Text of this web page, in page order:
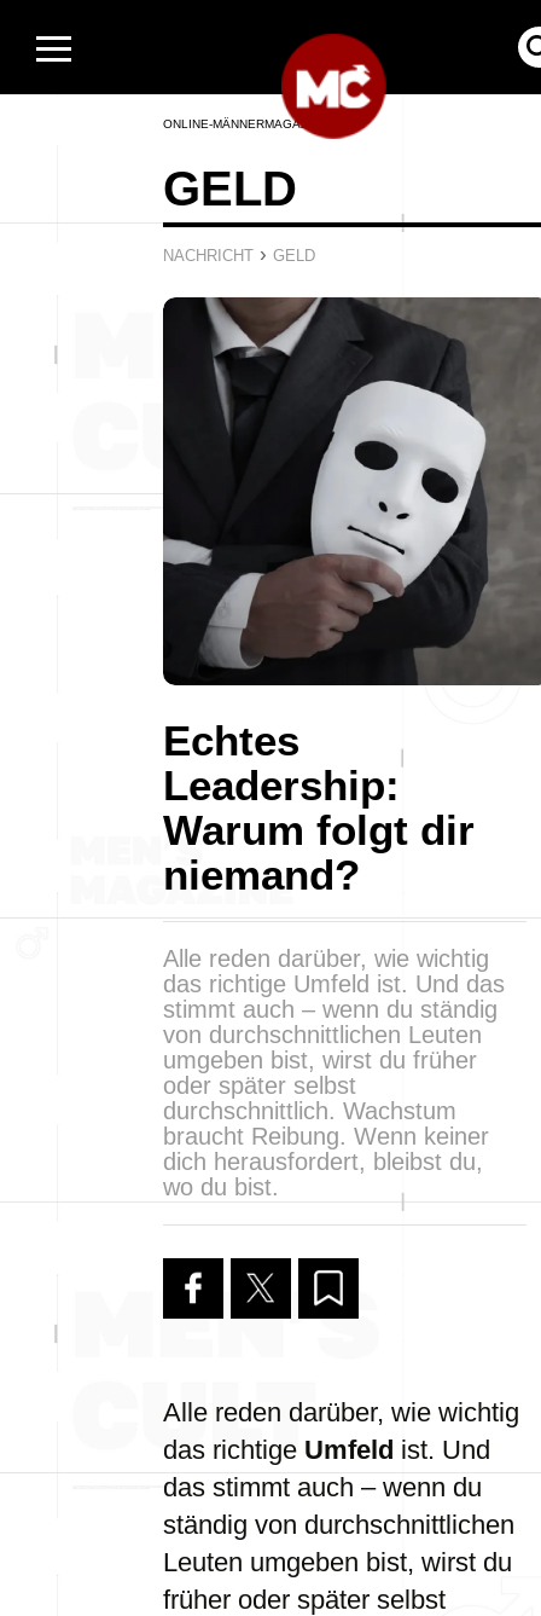
ONLINE-MÄNNERMAGAZIN
GELD
NACHRICHT › GELD
Echtes
Leadership:
Warum folgt dir
niemand?
Alle reden darüber, wie wichtig
das richtige Umfeld ist. Und das
stimmt auch – wenn du ständig
von durchschnittlichen Leuten
umgeben bist, wirst du früher
oder später selbst
durchschnittlich. Wachstum
braucht Reibung. Wenn keiner
dich herausfordert, bleibst du,
wo du bist.
Alle reden darüber, wie wichtig
das richtige Umfeld ist. Und
das stimmt auch – wenn du
ständig von durchschnittlichen
Leuten umgeben bist, wirst du
früher oder später selbst